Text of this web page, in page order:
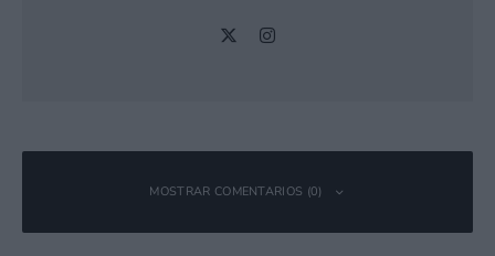
MOSTRAR COMENTARIOS (0)